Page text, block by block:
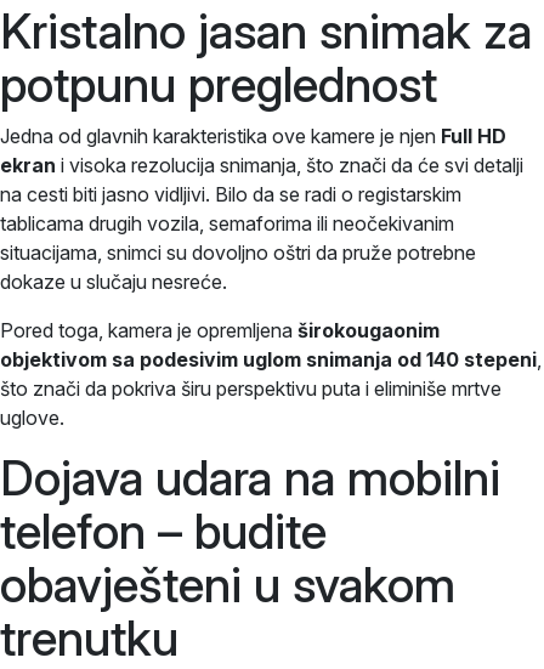
Kristalno jasan snimak za
potpunu preglednost
Jedna od glavnih karakteristika ove kamere je njen Full HD
ekran i visoka rezolucija snimanja, što znači da će svi detalji
na cesti biti jasno vidljivi. Bilo da se radi o registarskim
tablicama drugih vozila, semaforima ili neočekivanim
situacijama, snimci su dovoljno oštri da pruže potrebne
dokaze u slučaju nesreće.
Pored toga, kamera je opremljena širokougaonim
objektivom sa podesivim uglom snimanja od 140 stepeni,
što znači da pokriva širu perspektivu puta i eliminiše mrtve
uglove.
Dojava udara na mobilni
telefon – budite
obavješteni u svakom
trenutku